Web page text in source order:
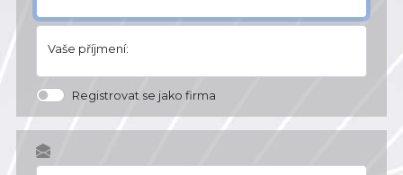
Vaše příjmení:
Registrovat se jako firma